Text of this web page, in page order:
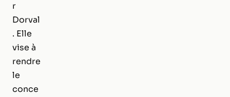
r
Dorval
. Elle
vise à
rendre
le
conce